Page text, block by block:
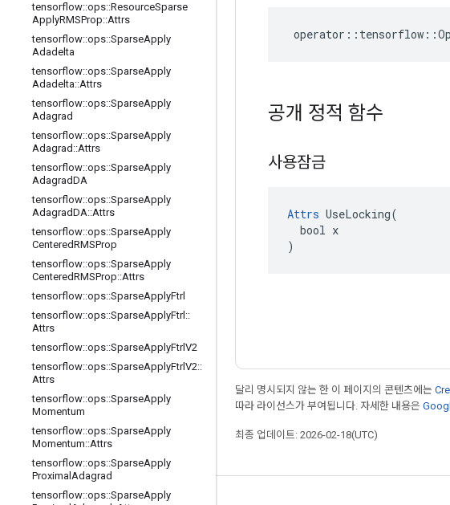
tensorflow::ops::ResourceSparse
ApplyRMSProp::Attrs
tensorflow::ops::SparseApply
Adadelta
tensorflow::ops::SparseApply
Adadelta::Attrs
tensorflow::ops::SparseApply
Adagrad
tensorflow::ops::SparseApply
Adagrad ::Attrs
tensorflow::ops::SparseApply
AdagradDA
tensorflow::ops::SparseApply
AdagradDA::Attrs
tensorflow::ops::SparseApply
CenteredRMSProp
tensorflow::ops::SparseApply
CenteredRMSProp::Attrs
tensorflow::ops::SparseApplyFtrl
tensorflow::ops::SparseApplyFtrl ::
Attrs
tensorflow::ops::SparseApplyFtrlV2
tensorflow::ops::SparseApplyFtrlV2::
Attrs
tensorflow::ops::SparseApply
Momentum
tensorflow::ops::SparseApply
Momentum::Attrs
tensorflow::ops::SparseApply
Proximal Adagrad
tensorflow::ops::SparseApply
operator :: tensorflow ::
공개 정적 함수
사용잠금
Attrs UseLocking(
  bool x
)
달리 명시되지 않는 한 이 페이지의 콘텐츠에는
따라 라이선스가 부여됩니다. 자세한 내용은
최종 업데이트: 2026-02-18(UTC)